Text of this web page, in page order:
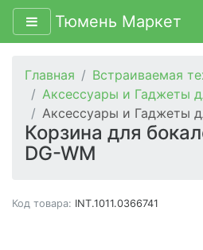
Тюмень Маркет
Главная
Встраиваемая
Аксессуары и Гаджеты
Аксессуары и Гаджеты
Корзина для
DG-WM
Код товара: INT.1011.0366741